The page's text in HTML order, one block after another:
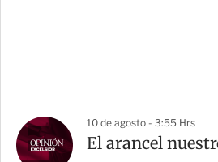
10 de agosto - 3:55 Hrs
El arancel